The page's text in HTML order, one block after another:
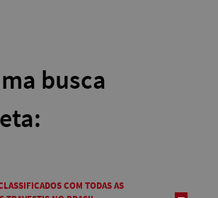
busca
COM TODAS AS